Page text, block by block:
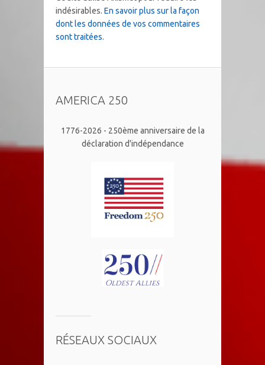
indésirables. En savoir plus sur la façon
dont les données de vos commentaires
sont traitées.
AMERICA 250
1776-2026 - 250ème anniversaire de la
déclaration d'indépendance
RÉSEAUX SOCIAUX